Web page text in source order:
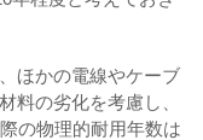
ほかの電線やケーブ
料の劣化を考慮し、
の物理的耐用年数は